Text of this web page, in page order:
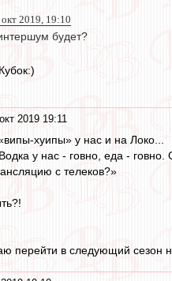
2019, 19:10
будет?
2019 19:11
хуипы» у нас и на Локо...
у нас - говно, еда - говно.
с телеков?»
перейти в следующий сезон